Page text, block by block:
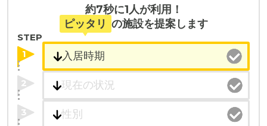
約7秒に1人が利用！
ピッタリ の施設を提案します
STEP
1
2
3